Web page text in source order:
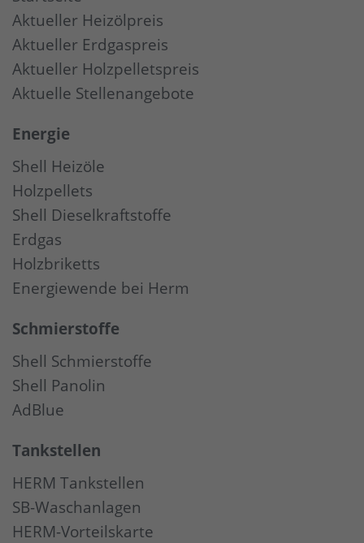
Aktueller Heizölpreis
Aktueller Erdgaspreis
Aktueller Holzpelletspreis
Aktuelle Stellenangebote
Energie
Shell Heizöle
Holzpellets
Shell Dieselkraftstoffe
Erdgas
Holzbriketts
Energiewende bei Herm
Schmierstoffe
Shell Schmierstoffe
Shell Panolin
AdBlue
Tankstellen
HERM Tankstellen
SB-Waschanlagen
HERM-Vorteilskarte